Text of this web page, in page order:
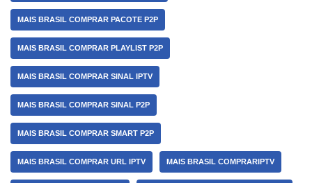
MAIS BRASIL COMPRAR PACOTE P2P
MAIS BRASIL COMPRAR PLAYLIST P2P
MAIS BRASIL COMPRAR SINAL IPTV
MAIS BRASIL COMPRAR SINAL P2P
MAIS BRASIL COMPRAR SMART P2P
MAIS BRASIL COMPRAR URL IPTV MAIS BRASIL COMPRARIPTV